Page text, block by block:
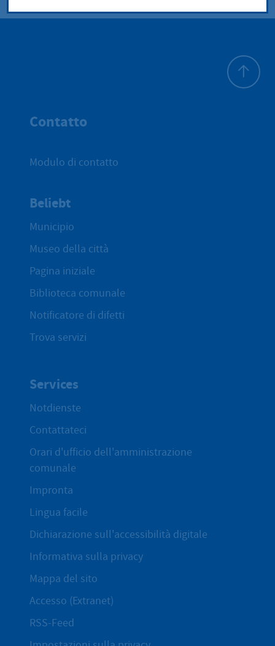
Contatto
Modulo di contatto
Beliebt
Municipio
Museo della città
Pagina iniziale
Biblioteca comunale
Notificatore di difetti
Trova servizi
Services
Notdienste
Contattateci
Orari d'ufficio dell'amministrazione
comunale
Impronta
Lingua facile
Dichiarazione sull'accessibilità digitale
Informativa sulla privacy
Mappa del sito
Accesso (Extranet)
RSS-Feed